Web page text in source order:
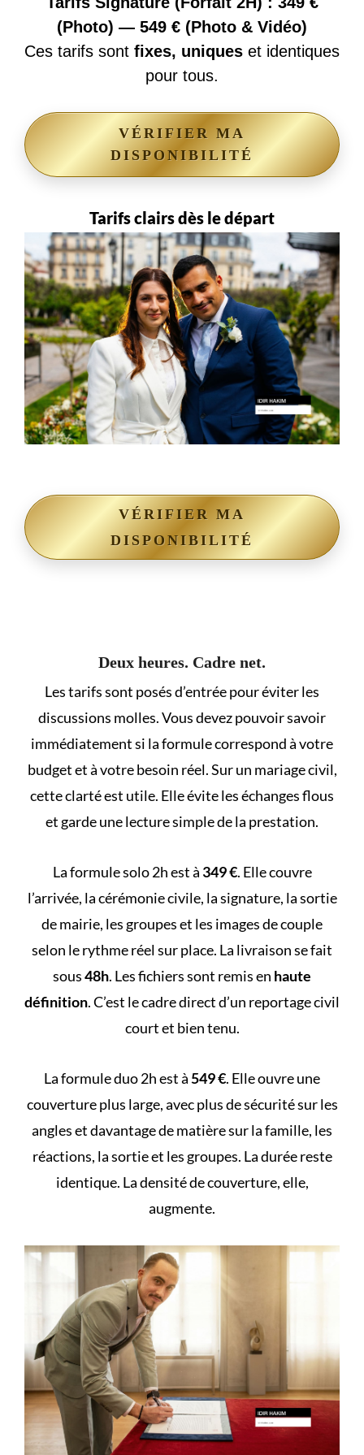
(Photo) — 549 € (Photo & Vidéo)
Ces tarifs sont fixes, uniques et identiques
pour tous.
VÉRIFIER MA
DISPONIBILITÉ
Tarifs clairs dès le départ
VÉRIFIER MA
DISPONIBILITÉ
Deux heures. Cadre net.
Les tarifs sont posés d’entrée pour éviter les
discussions molles. Vous devez pouvoir savoir
immédiatement si la formule correspond à votre
budget et à votre besoin réel. Sur un mariage civil,
cette clarté est utile. Elle évite les échanges flous
et garde une lecture simple de la prestation.
La formule solo 2h est à 349 €. Elle couvre
l’arrivée, la cérémonie civile, la signature, la sortie
de mairie, les groupes et les images de couple
selon le rythme réel sur place. La livraison se fait
sous48h. Les fichiers sont remis en haute
définition. C’est le cadre direct d’un reportage civil
court et bien tenu.
La formule duo 2h est à549 €. Elle ouvre une
couverture plus large, avec plus de sécurité sur les
angles et davantage de matière sur la famille, les
réactions, la sortie et les groupes. La durée reste
identique. La densité de couverture, elle,
augmente.